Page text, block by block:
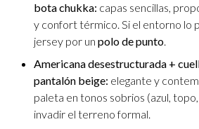
bota chukka: capas sencillas,
y confort térmico. Si el entorno lo
jersey por un polo de punto.
Americana desestructurada +
pantalón beige: elegante y
paleta en tonos sobrios (azul,
invadir el terreno formal.